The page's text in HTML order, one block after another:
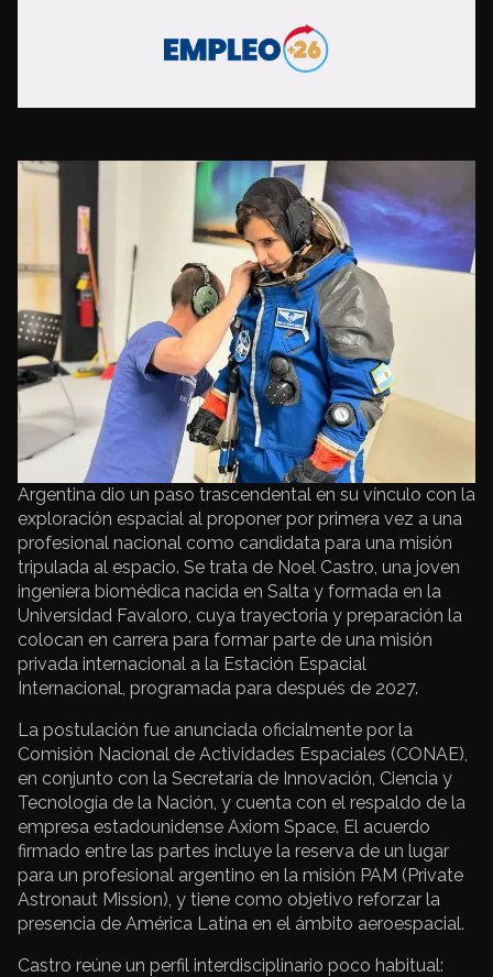
Argentina dio un paso trascendental en su vínculo con la
exploración espacial al proponer por primera vez a una
profesional nacional como candidata para una misión
tripulada al espacio. Se trata de Noel Castro, una joven
ingeniera biomédica nacida en Salta y formada en la
Universidad Favaloro, cuya trayectoria y preparación la
colocan en carrera para formar parte de una misión
privada internacional a la Estación Espacial
Internacional, programada para después de 2027.
La postulación fue anunciada oficialmente por la
Comisión Nacional de Actividades Espaciales (CONAE),
en conjunto con la Secretaría de Innovación, Ciencia y
Tecnología de la Nación, y cuenta con el respaldo de la
empresa estadounidense Axiom Space. El acuerdo
firmado entre las partes incluye la reserva de un lugar
para un profesional argentino en la misión PAM (Private
Astronaut Mission), y tiene como objetivo reforzar la
presencia de América Latina en el ámbito aeroespacial.
Castro reúne un perfil interdisciplinario poco habitual: